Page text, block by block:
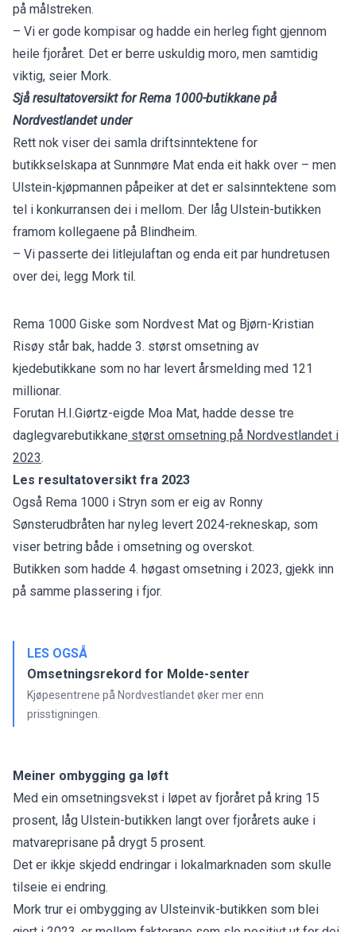
på målstreken.
– Vi er gode kompisar og hadde ein herleg fight gjennom
heile fjoråret. Det er berre uskuldig moro, men samtidig
viktig, seier Mork.
Sjå resultatoversikt for Rema 1000-butikkane på
Nordvestlandet under
Rett nok viser dei samla driftsinntektene for
butikkselskapa at Sunnmøre Mat enda eit hakk over – men
Ulstein-kjøpmannen påpeiker at det er salsinntektene som
tel i konkurransen dei i mellom. Der låg Ulstein-butikken
framom kollegaene på Blindheim.
– Vi passerte dei litlejulaftan og enda eit par hundretusen
over dei, legg Mork til.
Rema 1000 Giske som Nordvest Mat og Bjørn-Kristian
Risøy står bak, hadde 3. størst omsetning av
kjedebutikkane som no har levert årsmelding med 121
millionar.
Forutan H.I.Giørtz-eigde Moa Mat, hadde desse tre
daglegvarebutikkane størst omsetning på Nordvestlandet i
2023.
Les resultatoversikt fra 2023
Også Rema 1000 i Stryn som er eig av Ronny
Sønsterudbråten har nyleg levert 2024-rekneskap, som
viser betring både i omsetning og overskot.
Butikken som hadde 4. høgast omsetning i 2023, gjekk inn
på samme plassering i fjor.
LES OGSÅ
Omsetningsrekord for Molde-senter
Kjøpesentrene på Nordvestlandet øker mer enn
prisstigningen.
Meiner ombygging ga løft
Med ein omsetningsvekst i løpet av fjoråret på kring 15
prosent, låg Ulstein-butikken langt over fjorårets auke i
matvareprisane på drygt 5 prosent.
Det er ikkje skjedd endringar i lokalmarknaden som skulle
tilseie ei endring.
Mork trur ei ombygging av Ulsteinvik-butikken som blei